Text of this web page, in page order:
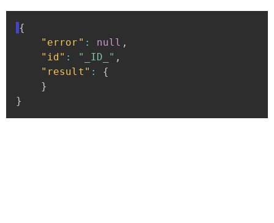
{
"error" : null ,
"id" : "_ID_" ,
"result" :
{
}
}